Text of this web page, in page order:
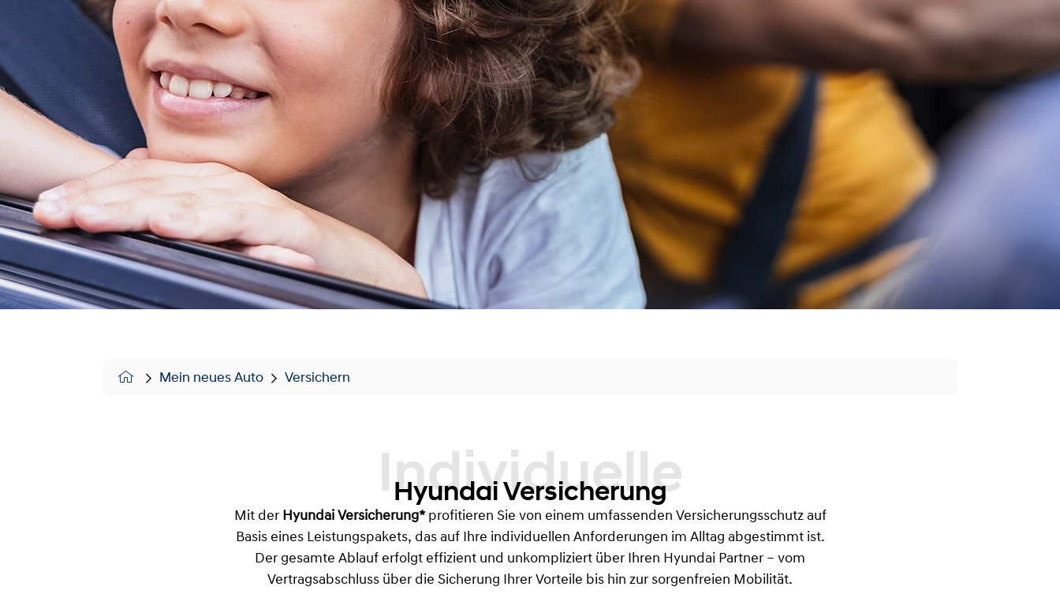
Mein neues Auto Versichern
Individuelle
Hyundai Versicherung
Mit der Hyundai Versicherung*profitieren Sie von einem umfassenden Versicherungsschutz auf
Basis eines Leistungspakets, das auf Ihre individuellen Anforderungen im Alltag abgestimmt ist.
Der gesamte Ablauf erfolgt effizient und unkompliziert über Ihren Hyundai Partner – vom
Vertragsabschluss über die Sicherung Ihrer Vorteile bis hin zur sorgenfreien Mobilität.